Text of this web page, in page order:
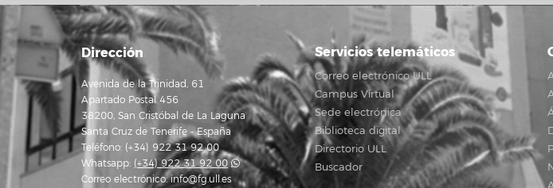
Dirección
Avenida de la Trinidad, 61
Apartado Postal 456
38200, San Cristóbal de La Laguna
Santa Cruz de Tenerife - España
Teléfono: (+34) 922 31 92 00
Whatsapp: (+34) 922 31 92 00
Correo electrónico:info@fg.ull.es
Servicios telemáticos
Correo electrónico ULL
Campus Virtual
Sede electrónica
Biblioteca digital
Directorio ULL
Buscador